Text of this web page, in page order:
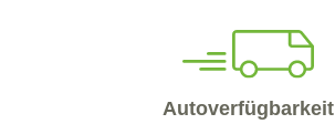
Autoverfügbarkeit